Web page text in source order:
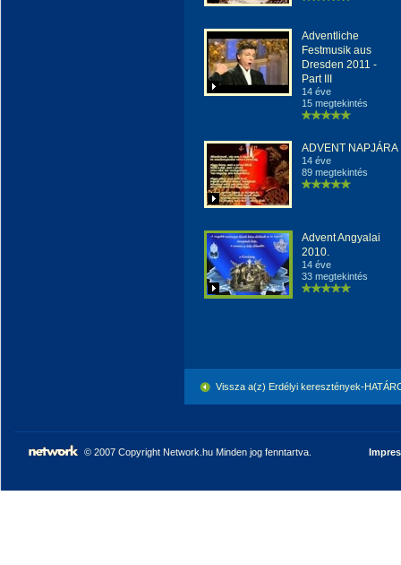
Adventliche
Festmusik aus
Dresden 2011 -
Part III
14 éve
15 megtekintés
ADVENT NAPJÁRA
14 éve
89 megtekintés
Advent Angyalai
2010.
14 éve
33 megtekintés
Vissza a(z) Erdélyi keresztények-
© 2007 Copyright Network.hu Minden jog fenntartva.